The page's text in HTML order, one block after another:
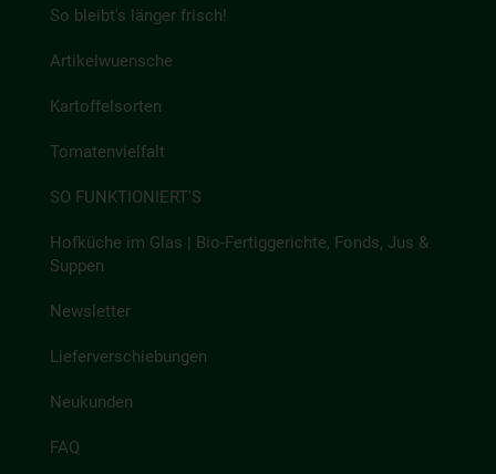
So bleibt's länger frisch!
Artikelwuensche
Kartoffelsorten
Tomatenvielfalt
SO FUNKTIONIERT'S
Hofküche im Glas | Bio-Fertiggerichte, Fonds, Jus &
Suppen
Newsletter
Lieferverschiebungen
Neukunden
FAQ